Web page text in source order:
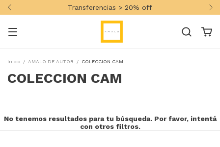
Transferencias > 20% off
Inicio / AMALO DE AUTOR / COLECCION CAM
COLECCION CAM
No tenemos resultados para tu búsqueda. Por favor, intentá
con otros filtros.